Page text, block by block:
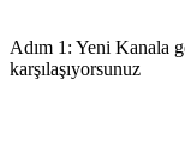
Adım 1: Yeni Kanala
karşılaşıyorsunuz